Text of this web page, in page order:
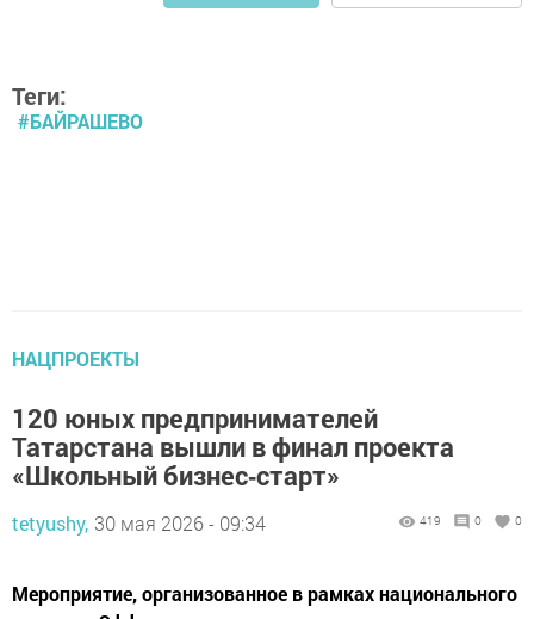
Теги:
#БАЙРАШЕВО
НАЦПРОЕКТЫ
120 юных предпринимателей
Татарстана вышли в финал проекта
«Школьный бизнес‑старт»
tetyushy, 30 мая 2026 - 09:34 419 0 0
Мероприятие, организованное в рамках национального